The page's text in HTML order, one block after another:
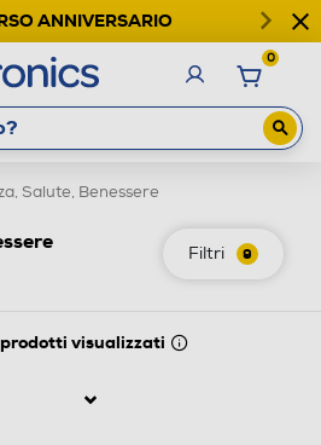
ANNIVERSARIO
0
Salute, Benessere
Filtri 9
visualizzati